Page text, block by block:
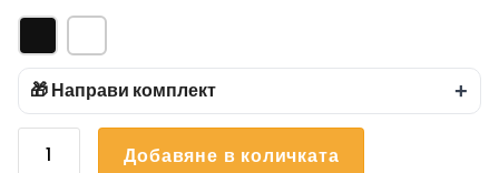
🎁 Направи комплект +
количество
Добавяне в количката